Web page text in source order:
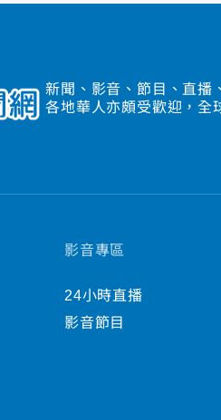
新聞、影音、節目、直播
各地華人亦頗受歡迎，全
影音專區
24小時直播
影音節目